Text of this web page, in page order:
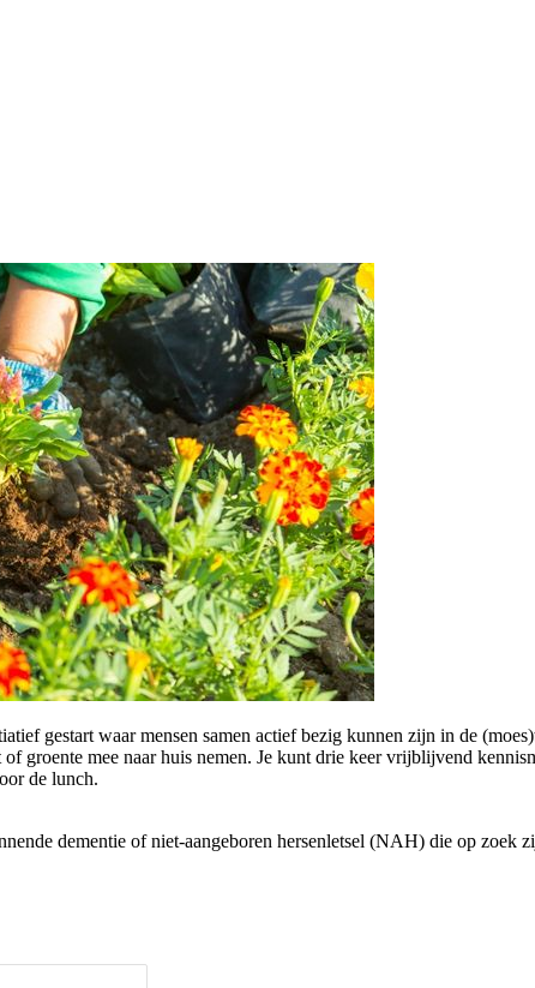
gestart waar mensen samen actief bezig kunnen zijn in de
groente mee naar huis nemen. Je kunt drie keer vrijblijvend
de lunch.
dementie of niet-aangeboren hersenletsel (NAH) die op zoek